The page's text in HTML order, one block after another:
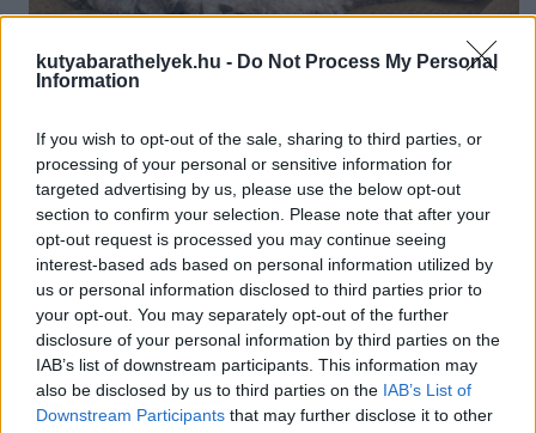
kutyabarathelyek.hu - Do Not Process My Personal
Information
If you wish to opt-out of the sale, sharing to third parties, or
processing of your personal or sensitive information for
targeted advertising by us, please use the below opt-out
section to confirm your selection. Please note that after your
opt-out request is processed you may continue seeing
interest-based ads based on personal information utilized by
us or personal information disclosed to third parties prior to
your opt-out. You may separately opt-out of the further
disclosure of your personal information by third parties on the
IAB’s list of downstream participants. This information may
also be disclosed by us to third parties on the IAB’s List of
Downstream Participants that may further disclose it to other
A demenciával küzdő kutyák különleges gondozást igényelhetnek
A demencia jellemző tünetei
Elveszettség-érzet, összezavarodottság ismerős helyeken
fel-alá járkál vagy körbe-körbe sétál egyazon irányban
a semmibe réved, mintha egy pontot bámulna a falon
sarkokba vagy egyéb szűk helyekre besétál, és ott ragad,
mintha nem találná a kiutat
ismerős helyeken is eltéved
dezorientáció
csapdába esik a bútorok alatt vagy mögött
az ajtó zsanér felőli oldalán várakozik, hogy kinyissák
ajtónyitáskor útban van, nem tud arrébb menni, mintha
elfelejtette volna, mit kell tenni
nehezen találja meg a fekhelyét, nem tud benne